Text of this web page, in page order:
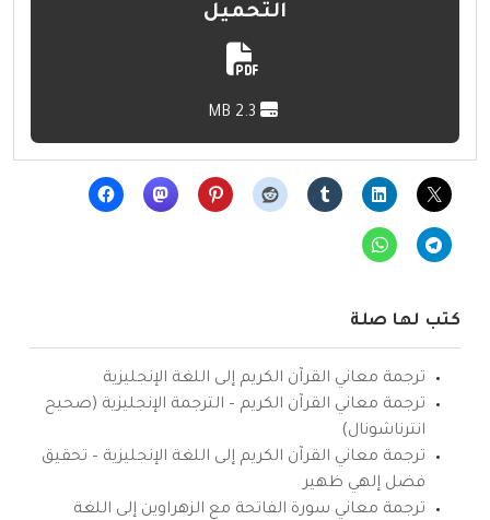
التحميل
كتب لها صلة
ترجمة معاني القرآن الكريم إلى اللغة الإنجليزية
ترجمة معاني القرآن الكريم – الترجمة الإنجليزية (صحيح
انترناشونال)
ترجمة معاني القرآن الكريم إلى اللغة الإنجليزية – تحقيق
فضل إلهي ظهير
ترجمة معاني سورة الفاتحة مع الزهراوين إلى اللغة